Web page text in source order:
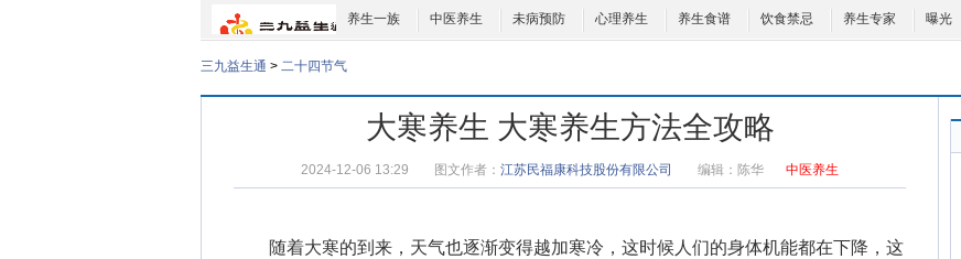
养生一族 中医养生 未病预防 心理养生 养生食谱 饮食禁忌 养生专家 曝光
三九益生通 > 二十四节气
大寒养生 大寒养生方法全攻略
2024-12-06 13:29 图文作者： 江苏民福康科技股份有限公司 编辑： 陈华 中医养生
随着大寒的到来，天气也逐渐变得越加寒冷，这时候人们的身体机能都在下降，这